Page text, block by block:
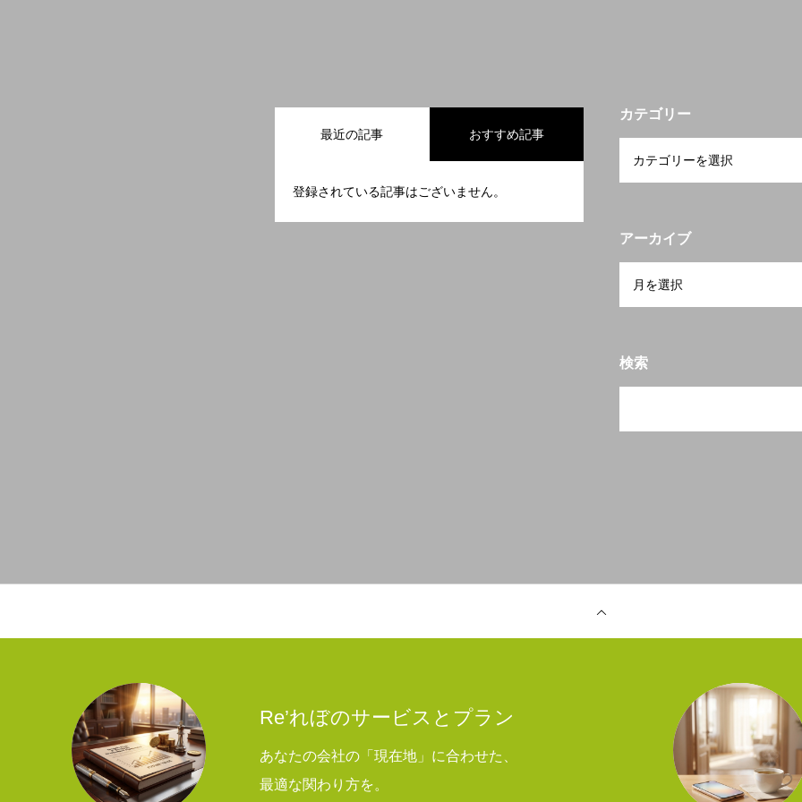
最近の記事 おすすめ記事
登録されている記事はございません。
カテゴリー
アーカイブ
検索
Re’れぼのサービスとプラン
あなたの会社の「現在地」に合わせた、
最適な関わり方を。